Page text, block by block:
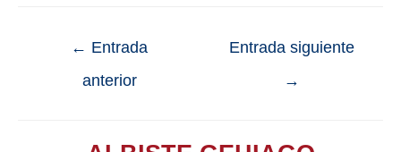
← Entrada
anterior
Entrada siguiente
→